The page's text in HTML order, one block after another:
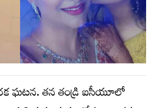
ఘ‌ట‌న‌. త‌న తండ్రి ఐసీయూలో